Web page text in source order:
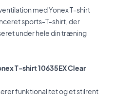
med Yonex T-shirt
sports-T-shirt, der
under hele din træning
T-shirt 10635EX Clear
funktionalitet og et stilrent